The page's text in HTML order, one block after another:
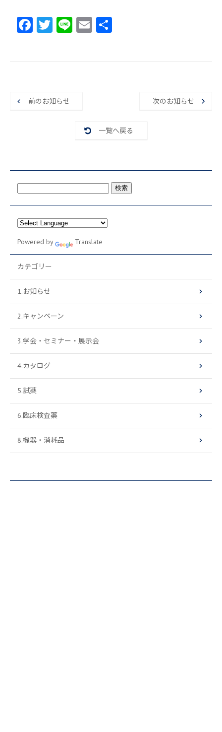
F
a
c
o
T
w
itt
Li
n
e
E
m
ai
前のお知らせ 次のお知らせ
一覧へ戻る
Powered by Translate
カテゴリー
1.お知らせ
2.キャンペーン
3.学会・セミナー・展示会
4.カタログ
5.試薬
6.臨床検査薬
8.機器・消耗品